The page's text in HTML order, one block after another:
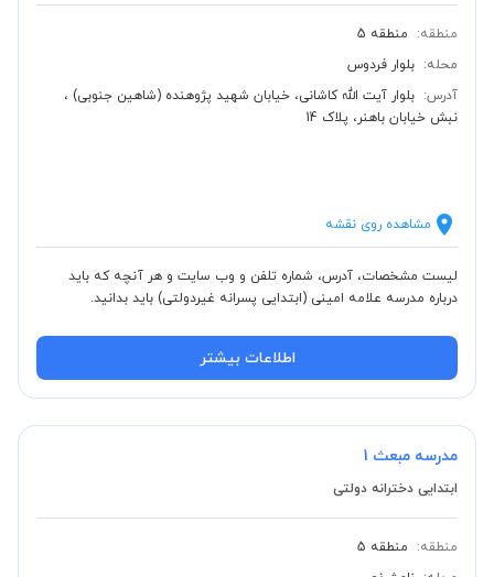
منطقه:
منطقه 5
محله: بلوار فردوس
آدرس: بلوار آیت الله کاشانی، خیابان شهید پژوهنده (شاهین جنوبی) ،
نبش خیابان باهنر، پلاک 14
مشاهده روی نقشه
لیست مشخصات، آدرس، شماره تلفن و وب سایت و هر آنچه که باید
درباره مدرسه علامه امینی (ابتدایی پسرانه غیردولتی) باید بدانید.
اطلاعات بیشتر
مدرسه مبعث 1
ابتدایی دخترانه دولتی
منطقه:
منطقه 5